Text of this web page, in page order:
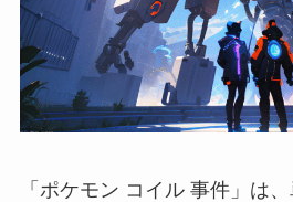
「ポケモン コイル 事件」は